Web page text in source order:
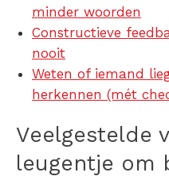
minder woorden
Constructieve
nooit
Weten of iemand
herkennen (mét
Veelgestelde
leugentje om